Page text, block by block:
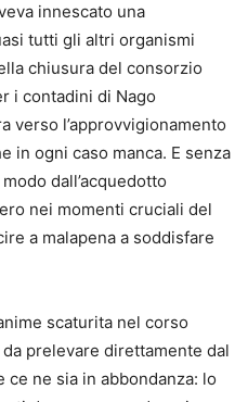
innescato una
tutti gli altri organismi
chiusura del consorzio
i contadini di Nago
verso l’approvvigionamento
in ogni caso manca. E senza
dall’acquedotto
nei momenti cruciali del
a malapena a soddisfare
scaturita nel corso
prelevare direttamente dal
ne sia in abbondanza: lo